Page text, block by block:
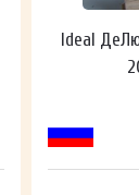
Ideal